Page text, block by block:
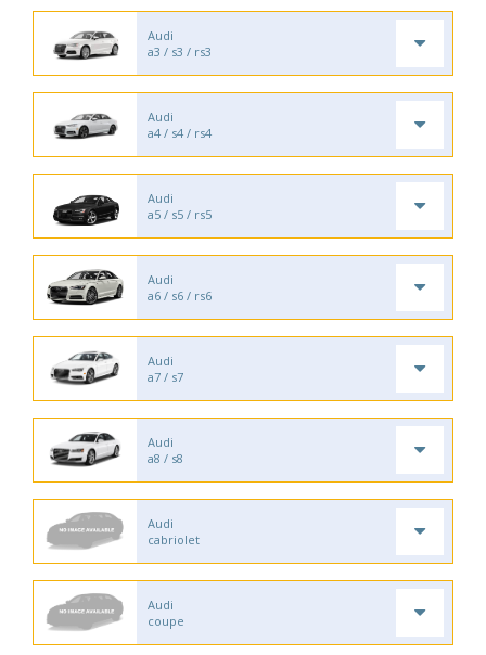
Audi
a3 / s3 / rs3
Audi
a4 / s4 / rs4
Audi
a5 / s5 / rs5
Audi
a6 / s6 / rs6
Audi
a7 / s7
Audi
a8 / s8
Audi
cabriolet
Audi
coupe